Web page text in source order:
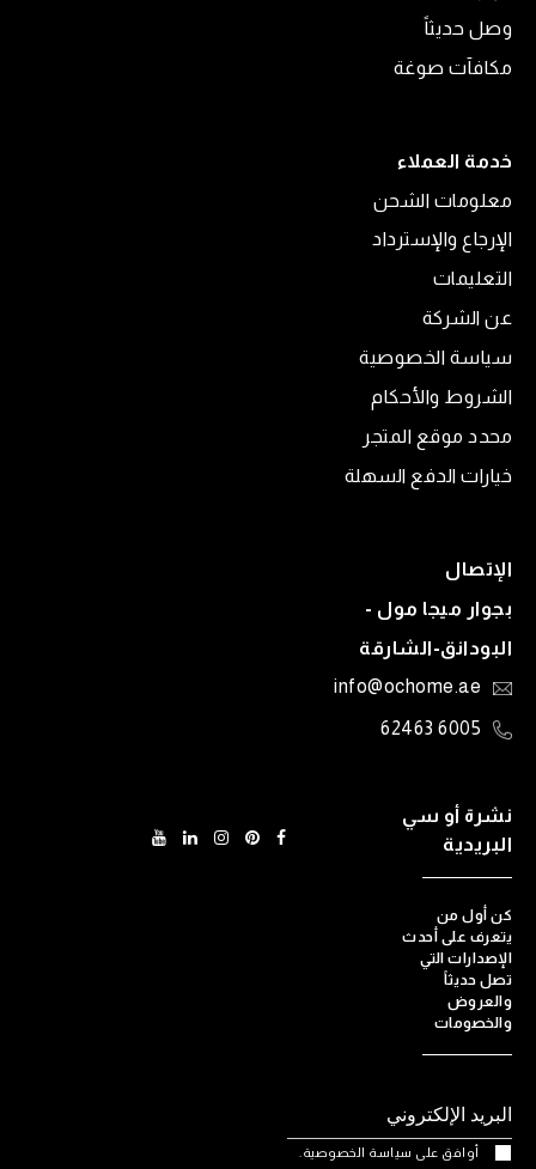
وصل حديثاً
مكافآت صوغة
خدمة العملاء
معلومات الشحن
الإرجاع والإسترداد
التعليمات
عن الشركة
سياسة الخصوصية
الشروط والأحكام
محدد موقع المتجر
خيارات الدفع السهلة
الإتصال
بجوار ميجا مول -
البودانق-الشارقة
info@ochome.ae
6005 62463
نشرة أو سي
البريدية
كن أول من
يتعرف على أحدث
الإصدارات التي
تصل حديثاً
والعروض
والخصومات
أوافق على سياسة الخصوصية.